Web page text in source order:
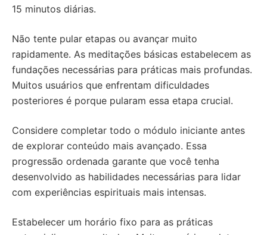
15 minutos diárias.
Não tente pular etapas ou avançar muito
rapidamente. As meditações básicas estabelecem as
fundações necessárias para práticas mais profundas.
Muitos usuários que enfrentam dificuldades
posteriores é porque pularam essa etapa crucial.
Considere completar todo o módulo iniciante antes
de explorar conteúdo mais avançado. Essa
progressão ordenada garante que você tenha
desenvolvido as habilidades necessárias para lidar
com experiências espirituais mais intensas.
Estabelecer um horário fixo para as práticas